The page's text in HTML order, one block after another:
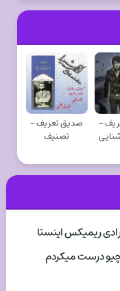
-
صدیق تعریف -
تصنیف
ریمیکس اینستا
درست میکردم